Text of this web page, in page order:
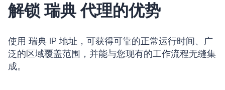
解锁 瑞典 代理的优势
使用 瑞典 IP 地址，可获得可靠的正常运行时间、广
泛的区域覆盖范围，并能与您现有的工作流程无缝集
成。